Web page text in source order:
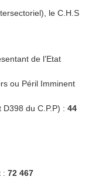
le C.H.S
de l’Etat
ou Péril Imminent
du C.P.P) : 44
: 72 467